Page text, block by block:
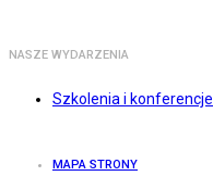
NASZE WYDARZENIA
Szkolenia i konferencje
MAPA STRONY